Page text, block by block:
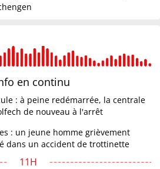
en continu
: à peine redémarrée, la centrale
de nouveau à l'arrêt
: un jeune homme grièvement
dans un accident de trottinette
11H